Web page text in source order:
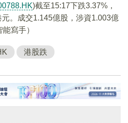
)截至15:17下跌3.37%，
。成交1.145億股，涉資1.003億
寫手）
港股跌